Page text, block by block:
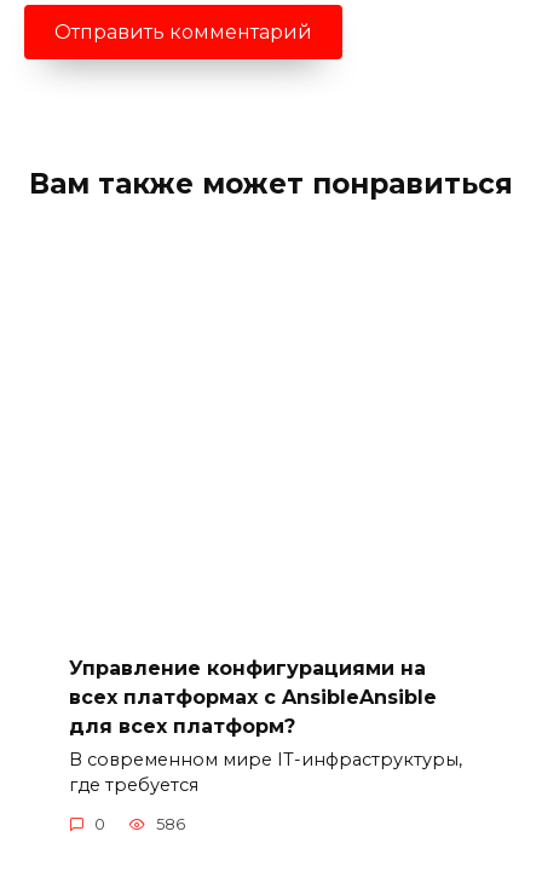
Вам также может понравиться
Управление конфигурациями на
всех платформах с AnsibleAnsible
для всех платформ?
В современном мире IT-инфраструктуры,
где требуется
0 586